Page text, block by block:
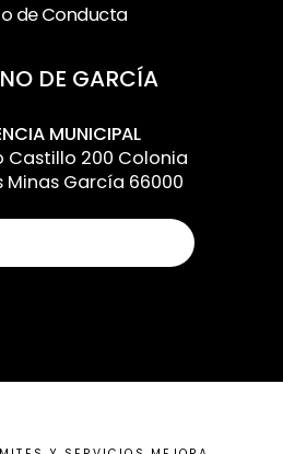
de Conducta
DE GARCÍA
MUNICIPAL
Castillo 200 Colonia
Minas García 66000